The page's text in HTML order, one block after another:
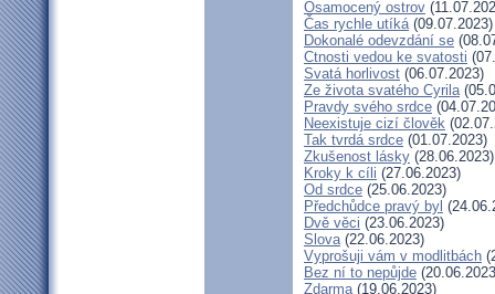
Osamocený ostrov
Čas rychle utíká(09.07.2023)
Dokonalé odevzdání se
Ctnosti vedou ke svatosti
Svatá horlivost (06.07.2023)
Ze života svatého Cyrila
Pravdy svého srdce
Neexistuje cizí člověk
Tak tvrdá srdce (01.07.2023)
Zkušenost lásky (28.06.2023)
Kroky k cíli (27.06.2023)
Od srdce (25.06.2023)
Předchůdce pravý byl
Dvě věci (23.06.2023)
Slova(22.06.2023)
Vyprošuji vám v modlitbách
Bez ní to nepůjde
Zdarma(19.06.2023)